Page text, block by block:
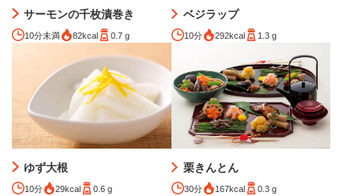
サーモンの千枚漬巻き
10分未満 82kcal 0.7 g
ベジラップ
10分 292kcal 1.3 g
ゆず大根
10分 29kcal 0.6 g
栗きんとん
30分 167kcal 0.3 g